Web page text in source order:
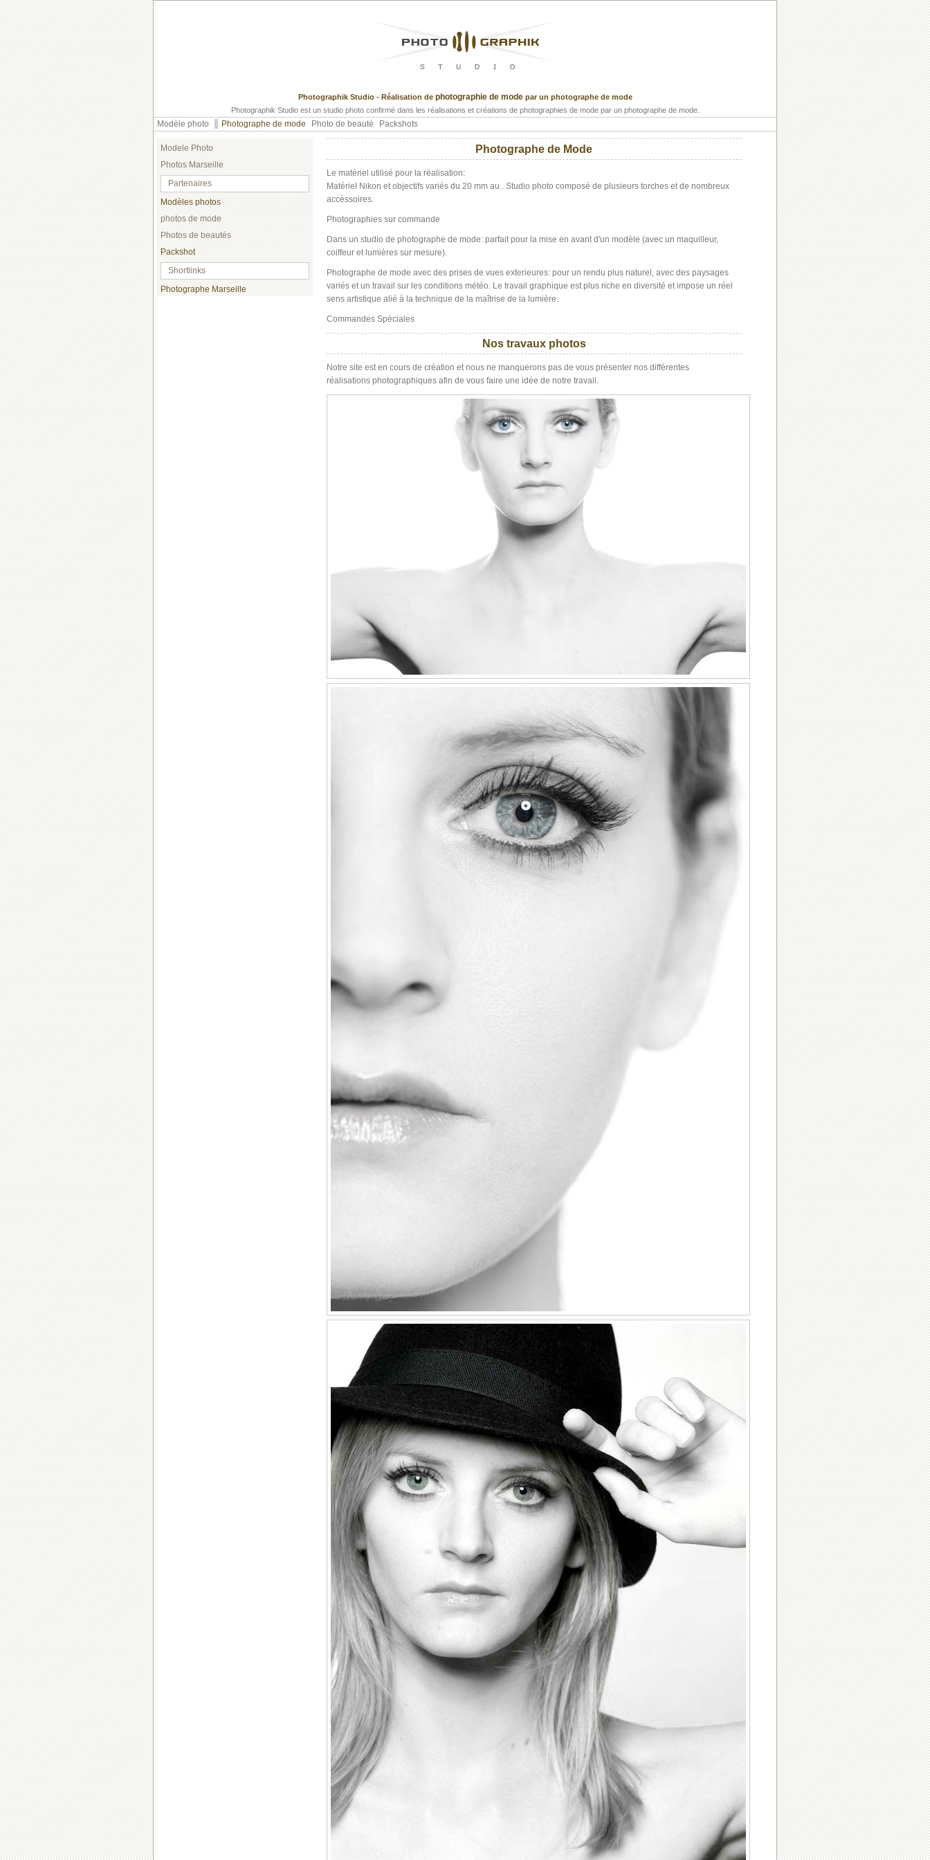
Photographik Studio - Réalisation de photographie de modepar un photographe de mode
Photographik Studio est un studio photo confirmé dans les réalisations et créations de photographies de mode par un photographe de mode.
Modèle photo Photographe de mode Photo de beauté Packshots
Modele Photo
Photos Marseille
Partenaires
Modèles photos
photos de mode
Photos de beautés
Packshot
Shortlinks
Photographe Marseille
Photographe de Mode
Le matériel utilisé pour la réalisation:
Matériel Nikon et objectifs variés du 20 mm au . Studio photo composé de plusieurs torches et de nombreux
accèssoires.
Photographies sur commande
Dans un studio de photographe de mode: parfait pour la mise en avant d'un modèle (avec un maquilleur,
coiffeur et lumières sur mesure).
Photographe de mode avec des prises de vues exterieures: pour un rendu plus naturel, avec des paysages
variés et un travail sur les conditions météo. Le travail graphique est plus riche en diversité et impose un réel
sens artistique alié à la technique de la maîtrise de la lumière.
Commandes Spéciales
Nos travaux photos
Notre site est en cours de création et nous ne manquerons pas de vous présenter nos différentes
réalisations photographiques afin de vous faire une idée de notre travail.